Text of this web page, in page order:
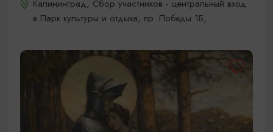
Калининград, Сбор участников - центральный вход
в Парк культуры и отдыха, пр. Победы 1Б,